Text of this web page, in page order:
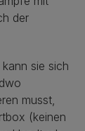
der
sie sich
musst,
(keinen